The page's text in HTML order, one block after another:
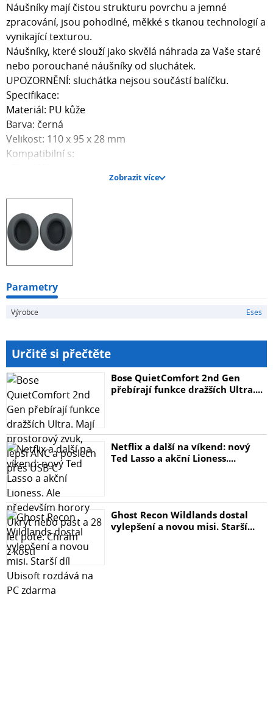
Náušníky mají čistou strukturu povrchu a jemné
zpracování, jsou pohodlné, měkké s tkanou technologií a
vynikající texturou.
Náušníky, které slouží jako skvělá náhrada za Vaše staré
nebo porouchané náušníky od sluchátek.
UPOZORNĚNÍ: sluchátka nejsou součástí balíčku.
Specifikace:
Materiál: PU kůže
Barva: černá
Velikost: 110 x 95 x 28 mm
Kompatibilní s:
ATH-M40X
ATH-M30X
ATH-M20X
ATH-M70X
Balíček obsahuje jeden pár náušníků.
Zobrazit více
Parametry
Výrobce Eses
Určitě si přečtěte
Bose QuietComfort 2nd Gen
přebírají funkce dražších Ultra....
Netflix a další na víkend: nový
Ted Lasso a akční Lioness....
Ghost Recon Wildlands dostal
vylepšení a novou misi. Starší...